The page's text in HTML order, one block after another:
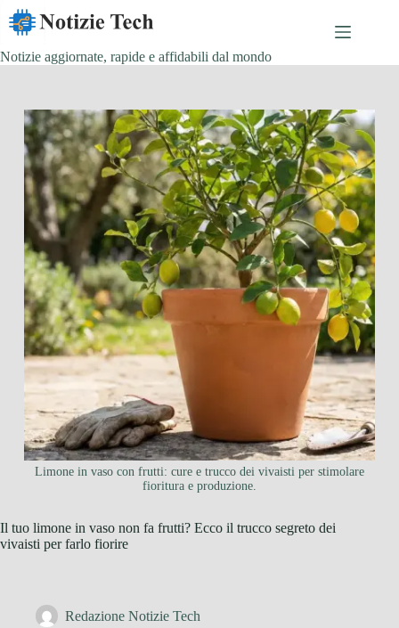
Salta
contenuto
Notizie aggiornate, rapide e affidabili dal mondo
Limone in vaso con frutti: cure e trucco dei vivaisti per stimolare
fioritura e produzione.
Il tuo limone in vaso non fa frutti? Ecco il trucco segreto dei
vivaisti per farlo fiorire
Redazione Notizie Tech